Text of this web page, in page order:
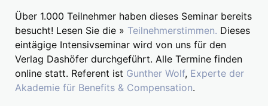
Über 1.000 Teilnehmer haben dieses Seminar bereits
besucht! Lesen Sie die » Teilnehmerstimmen. Dieses
eintägige Intensivseminar wird von uns für den
Verlag Dashöfer durchgeführt. Alle Termine finden
online statt. Referent ist Gunther Wolf, Experte der
Akademie für Benefits & Compensation.